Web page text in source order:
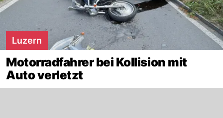
Luzern
Motorradfahrer bei Kollision mit
Auto verletzt